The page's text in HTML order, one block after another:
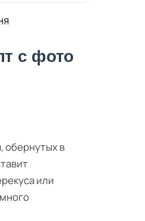
с фото
обернутых в
или